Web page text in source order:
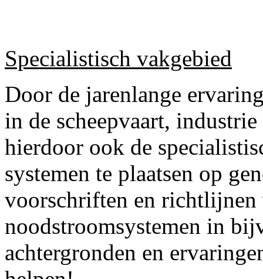
Specialistisch vakgebied
Door de jarenlange
in de scheepvaart,
hierdoor ook de
systemen te plaatsen op
voorschriften en richtlijnen
noodstroomsystemen in
achtergronden en